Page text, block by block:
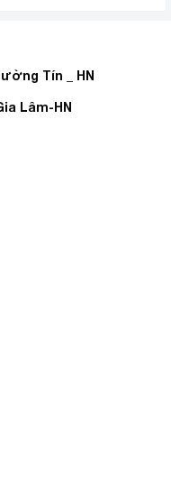
Tín _ HN
Lâm-HN